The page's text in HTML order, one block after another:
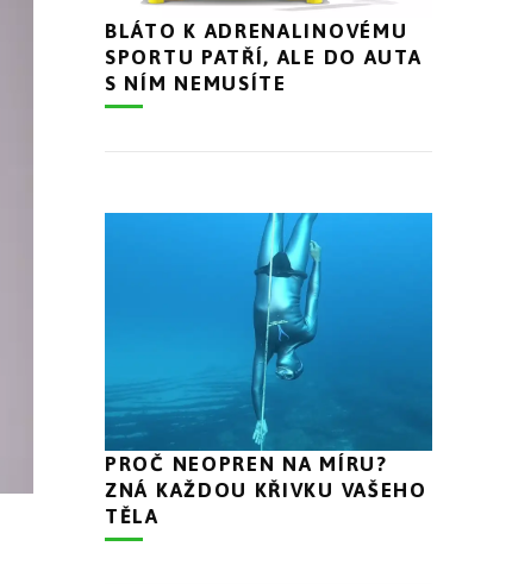
BLÁTO K ADRENALINOVÉMU
SPORTU PATŘÍ, ALE DO AUTA
S NÍM NEMUSÍTE
PROČ NEOPREN NA MÍRU?
ZNÁ KAŽDOU KŘIVKU VAŠEHO
TĚLA